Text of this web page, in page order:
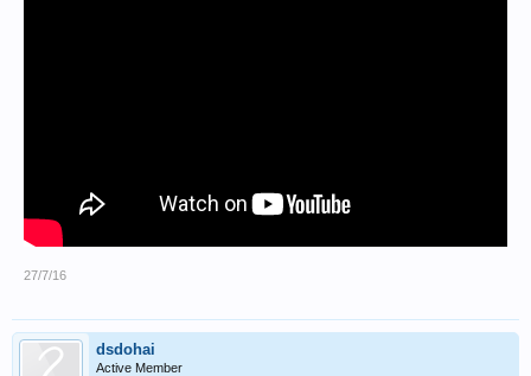
27/7/16
dsdohai
Active Member